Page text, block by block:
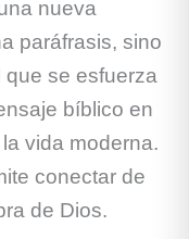
nueva
paráfrasis, sino
que se esfuerza
bíblico en
vida moderna.
conectar de
de Dios.